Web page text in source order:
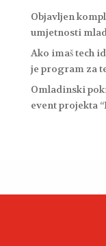
Objavljen
umjetnosti
Ako imaš tech
je program za
Omladinski
event projekta